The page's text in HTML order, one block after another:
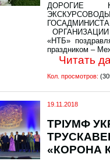
ДОРОГИЕ
«НТБ»
праздником –
Читать
Кол. просмотров:
19.11.2018
ТРІУМФ
«КОРОНА